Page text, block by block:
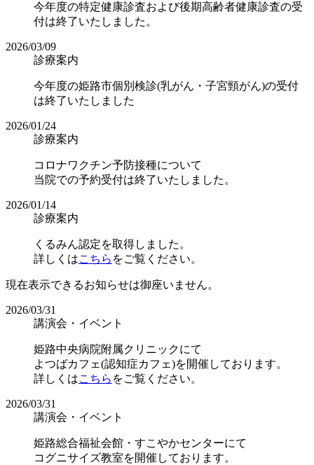
今年度の特定健康診査および後期高齢者健康診査の受
付は終了いたしました。
2026/03/09
診療案内
今年度の姫路市個別検診(乳がん・子宮頸がん)の受付
は終了いたしました
2026/01/24
診療案内
コロナワクチン予防接種について
当院での予約受付は終了いたしました。
2026/01/14
診療案内
くるみん認定を取得しました。
詳しくはこちら をご覧ください。
現在表示できるお知らせは御座いません。
2026/03/31
講演会・イベント
姫路中央病院附属クリニックにて
よつばカフェ(認知症カフェ)を開催しております。
詳しくはこちら をご覧ください。
2026/03/31
講演会・イベント
姫路総合福祉会館・すこやかセンターにて
コグニサイズ教室を開催しております。